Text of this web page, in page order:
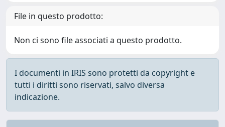
File in questo prodotto:
Non ci sono file associati a questo prodotto.
I documenti in IRIS sono protetti da copyright e
tutti i diritti sono riservati, salvo diversa
indicazione.